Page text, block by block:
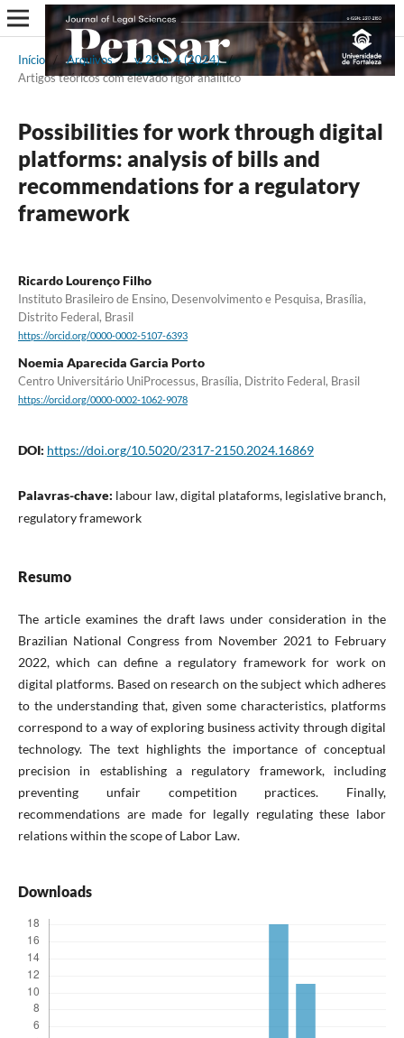
Início / Arquivos / v. 29 n. 4 (2024) /
Artigos teóricos com elevado rigor analítico
Possibilities for work through digital
platforms: analysis of bills and
recommendations for a regulatory
framework
Ricardo Lourenço Filho
Instituto Brasileiro de Ensino, Desenvolvimento e Pesquisa, Brasília,
Distrito Federal, Brasil
https://orcid.org/0000-0002-5107-6393
Noemia Aparecida Garcia Porto
Centro Universitário UniProcessus, Brasília, Distrito Federal, Brasil
https://orcid.org/0000-0002-1062-9078
DOI: https://doi.org/10.5020/2317-2150.2024.16869
Palavras-chave: labour law, digital plataforms, legislative branch,
regulatory framework
Resumo
The article examines the draft laws under consideration in the
Brazilian National Congress from November 2021 to February
2022, which can define a regulatory framework for work on
digital platforms. Based on research on the subject which adheres
to the understanding that, given some characteristics, platforms
correspond to a way of exploring business activity through digital
technology. The text highlights the importance of conceptual
precision in establishing a regulatory framework, including
preventing unfair competition practices. Finally,
recommendations are made for legally regulating these labor
relations within the scope of Labor Law.
Downloads